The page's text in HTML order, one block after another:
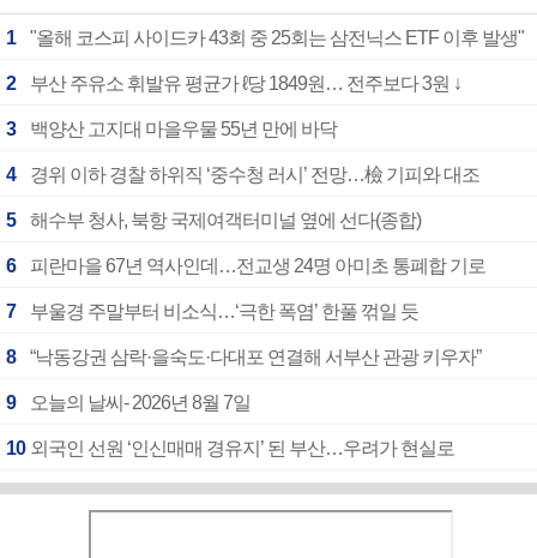
1 "올해 코스피 사이드카 43회 중 25회는 삼전닉스 ETF 이후 발생"
2 부산 주유소 휘발유 평균가 ℓ당 1849원… 전주보다 3원 ↓
3 백양산 고지대 마을우물 55년 만에 바닥
4 경위 이하 경찰 하위직 ‘중수청 러시’ 전망…檢 기피와 대조
5 해수부 청사, 북항 국제여객터미널 옆에 선다(종합)
6 피란마을 67년 역사인데…전교생 24명 아미초 통폐합 기로
7 부울경 주말부터 비소식…‘극한 폭염’ 한풀 꺾일 듯
8 “낙동강권 삼락·을숙도·다대포 연결해 서부산 관광 키우자”
9 오늘의 날씨- 2026년 8월 7일
10 외국인 선원 ‘인신매매 경유지’ 된 부산…우려가 현실로